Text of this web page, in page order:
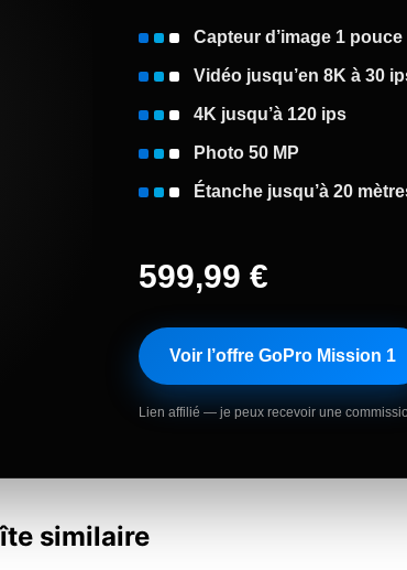
Capteur d’image 1 pouce
Vidéo jusqu’en 8K à 30
4K jusqu’à 120 ips
Photo 50 MP
Étanche jusqu’à 20
599,99 €
Voir l’offre GoPro Mission 1
Lien affilié — je peux recevoir une
similaire